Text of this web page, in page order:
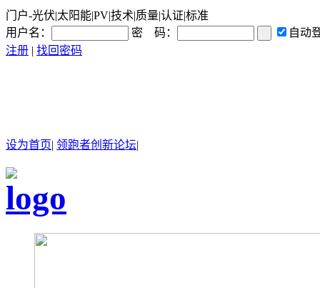
门户-光伏|太阳能|PV|技术|质量|认证|标准
用户名：
密 码：
自动
注册 | 找回密码
设为首页| 领跑者创新论坛|